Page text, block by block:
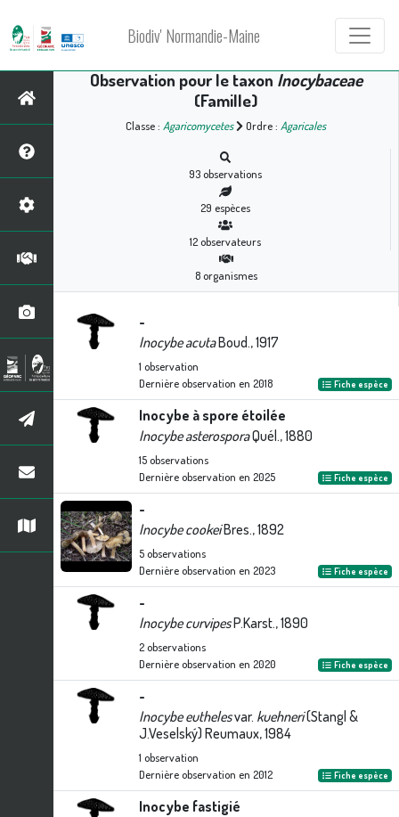
Biodiv' Normandie-Maine
Observation pour le taxon Inocybaceae
(Famille)
Classe : Agaricomycetes Ordre : Agaricales
93observations
29 espèces
12observateurs
8organismes
-
Inocybe acutaBoud., 1917
1 observation
Dernière observation en 2018 Fiche espèce
Inocybe à spore étoilée
Inocybe asterosporaQuél., 1880
15observations
Dernière observation en 2025 Fiche espèce
-
Inocybe cookeiBres., 1892
5observations
Dernière observation en 2023 Fiche espèce
-
Inocybe curvipesP.Karst., 1890
2observations
Dernière observation en 2020 Fiche espèce
-
Inocybe euthelesvar. kuehneri(Stangl &
J.Veselský) Reumaux, 1984
1 observation
Dernière observation en 2012 Fiche espèce
Inocybe fastigié